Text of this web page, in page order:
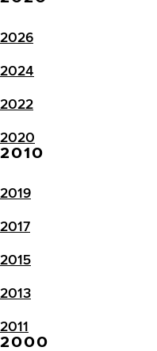
2026
2024
2022
2020
2010
2019
2017
2015
2013
2011
2000